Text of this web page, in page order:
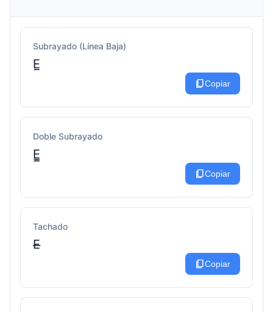
Subrayado (Línea Baja)
E̲
content_copyCopiar
Doble Subrayado
E̳
content_copyCopiar
Tachado
E̶
content_copyCopiar